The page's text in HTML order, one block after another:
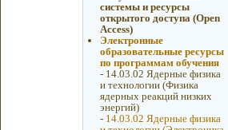
системы и ресурсы
открытого доступа (Open
Access)
Электронные
образовательные ресурсы
по программам обучения
- 14.03.02 Ядерные физика
и технологии (Физика
ядерных реакций низких
энергий)
- 14.03.02 Ядерные физика